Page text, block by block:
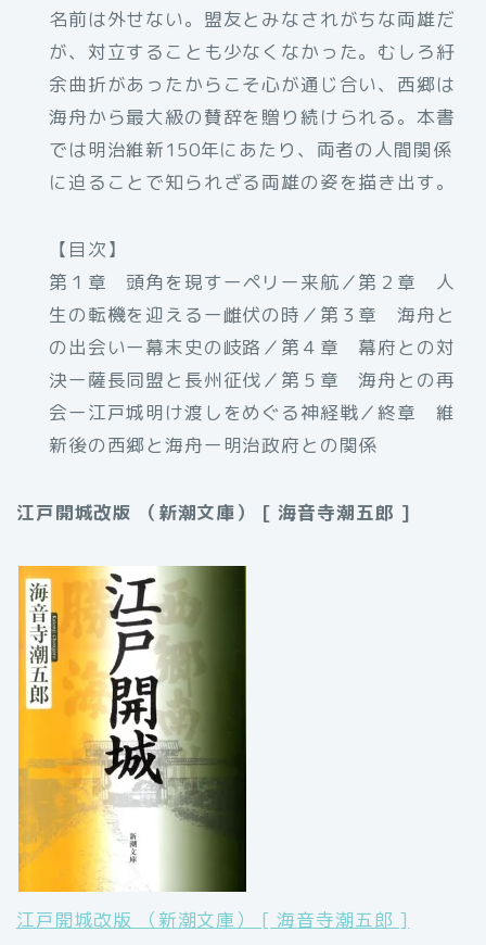
名前は外せない。盟友とみなされがちな両雄だ
が、対立することも少なくなかった。むしろ紆
余曲折があったからこそ心が通じ合い、西郷は
海舟から最大級の賛辞を贈り続けられる。本書
では明治維新150年にあたり、両者の人間関係
に迫ることで知られざる両雄の姿を描き出す。
【目次】
第１章 頭角を現すーペリー来航／第２章 人
生の転機を迎えるー雌伏の時／第３章 海舟と
の出会いー幕末史の岐路／第４章 幕府との対
決ー薩長同盟と長州征伐／第５章 海舟との再
会ー江戸城明け渡しをめぐる神経戦／終章 維
新後の西郷と海舟ー明治政府との関係
江戸開城改版 （新潮文庫） [ 海音寺潮五郎 ]
江戸開城改版 （新潮文庫） [ 海音寺潮五郎 ]